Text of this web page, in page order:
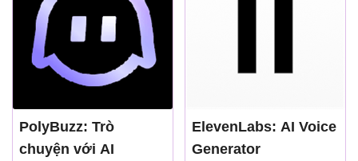
PolyBuzz: Trò
chuyện với AI
ElevenLabs: AI Voice
Generator